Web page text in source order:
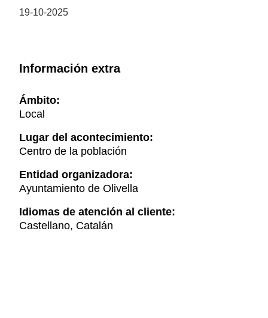
19-10-2025
Información extra
Ámbito:
Local
Lugar del acontecimiento:
Centro de la población
Entidad organizadora:
Ayuntamiento de Olivella
Idiomas de atención al cliente:
Castellano, Catalán